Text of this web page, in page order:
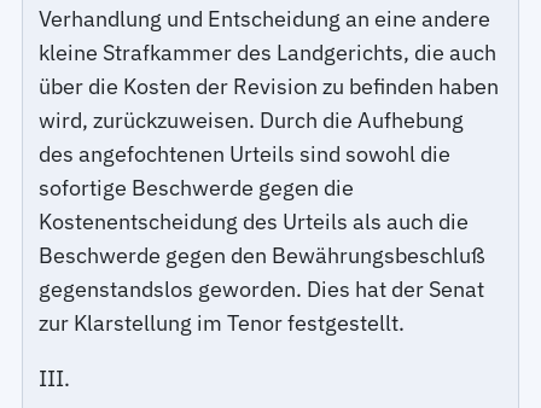
Verhandlung und Entscheidung an eine andere
kleine Strafkammer des Landgerichts, die auch
über die Kosten der Revision zu befinden haben
wird, zurückzuweisen. Durch die Aufhebung
des angefochtenen Urteils sind sowohl die
sofortige Beschwerde gegen die
Kostenentscheidung des Urteils als auch die
Beschwerde gegen den Bewährungsbeschluß
gegenstandslos geworden. Dies hat der Senat
zur Klarstellung im Tenor festgestellt.
III.